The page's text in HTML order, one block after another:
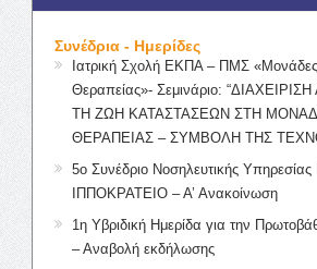
Συνέδρια - Ημερίδες
Ιατρική Σχολή ΕΚΠΑ – ΠΜΣ «Μονάδες
Θεραπείας»- Σεμινάριο:
ΤΗ ΖΩΗ ΚΑΤΑΣΤΑΣΕΩΝ ΣΤΗ
ΘΕΡΑΠΕΙΑΣ – ΣΥΜΒΟΛΗ ΤΗΣ
5ο Συνέδριο Νοσηλευτικής
ΙΠΠΟΚΡΑΤΕΙΟ – Α’ Ανακοίνωση
1η Υβριδική Ημερίδα για την
– Αναβολή εκδήλωσης